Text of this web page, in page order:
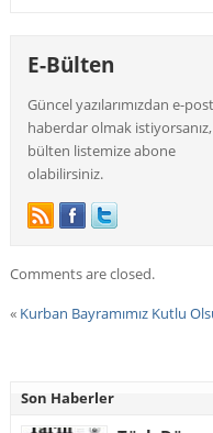
E-Bülten
Güncel yazılarımızdan e-
haberdar olmak
bülten listemize abone
olabilirsiniz.
Comments are closed.
« Kurban Bayramımız Kutlu
Son Haberler